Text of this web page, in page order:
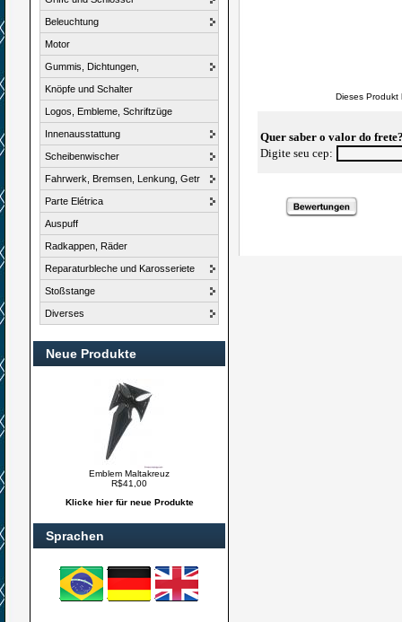
Beleuchtung
Motor
Gummis, Dichtungen,
Knöpfe und Schalter
Logos, Embleme, Schriftzüge
Innenausstattung
Scheibenwischer
Fahrwerk, Bremsen, Lenkung, Getr
Parte Elétrica
Auspuff
Radkappen, Räder
Reparaturbleche und Karosseriete
Stoßstange
Diverses
Neue Produkte
Emblem Maltakreuz
R$41,00
Klicke hier für neue Produkte
Sprachen
Dieses Produkt
Quer saber o valor do
Digite seu cep: